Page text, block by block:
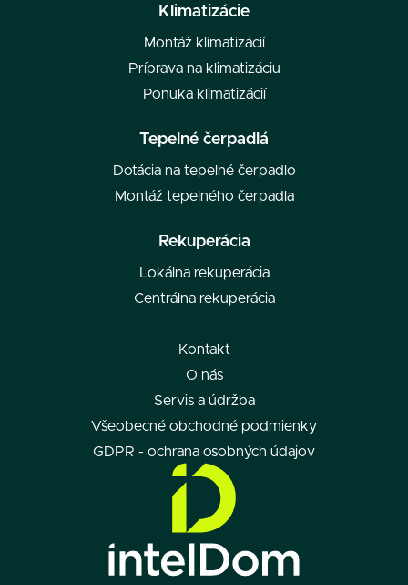
Klimatizácie
Montáž klimatizácií
Príprava na klimatizáciu
Ponuka klimatizácií
Tepelné čerpadlá
Dotácia na tepelné čerpadlo
Montáž tepelného čerpadla
Rekuperácia
Lokálna rekuperácia
Centrálna rekuperácia
Kontakt
O nás
Servis a údržba
Všeobecné obchodné podmienky
GDPR - ochrana osobných údajov